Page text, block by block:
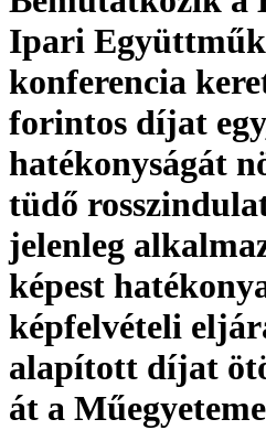
Ipari
konferencia
forintos díjat
hatékonyságát
tüdő
jelenleg
képest
képfelvételi
alapított díjat
át a